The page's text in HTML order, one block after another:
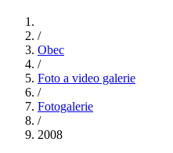
/
Obec
/
Foto a video galerie
/
Fotogalerie
/
2008